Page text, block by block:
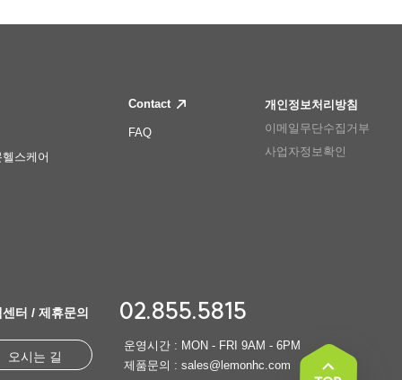
스케어
Contact
FAQ
개인정보처리방침
이메일무단수집거부
사업자정보확인
터 / 제휴문의
오시는 길
02.855.5815
운영시간 : MON - FRI 9AM - 6PM
제품문의 : sales@lemonhc.com